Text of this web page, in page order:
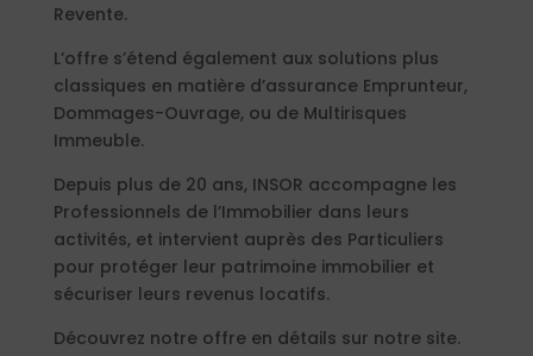
Revente.
L’offre s’étend également aux solutions plus
classiques en matière d’assurance Emprunteur,
Dommages-Ouvrage, ou de Multirisques
Immeuble.
Depuis plus de 20 ans, INSOR accompagne les
Professionnels de l’Immobilier dans leurs
activités, et intervient auprès des Particuliers
pour protéger leur patrimoine immobilier et
sécuriser leurs revenus locatifs.
Découvrez notre offre en détails sur notre site.